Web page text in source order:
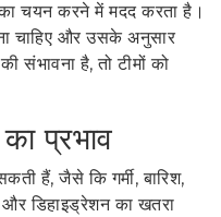
चयन करने में मदद करता है।
चाहिए और उसके अनुसार
संभावना है, तो टीमों को
प्रभाव
हैं, जैसे कि गर्मी, बारिश,
डिहाइड्रेशन का खतरा